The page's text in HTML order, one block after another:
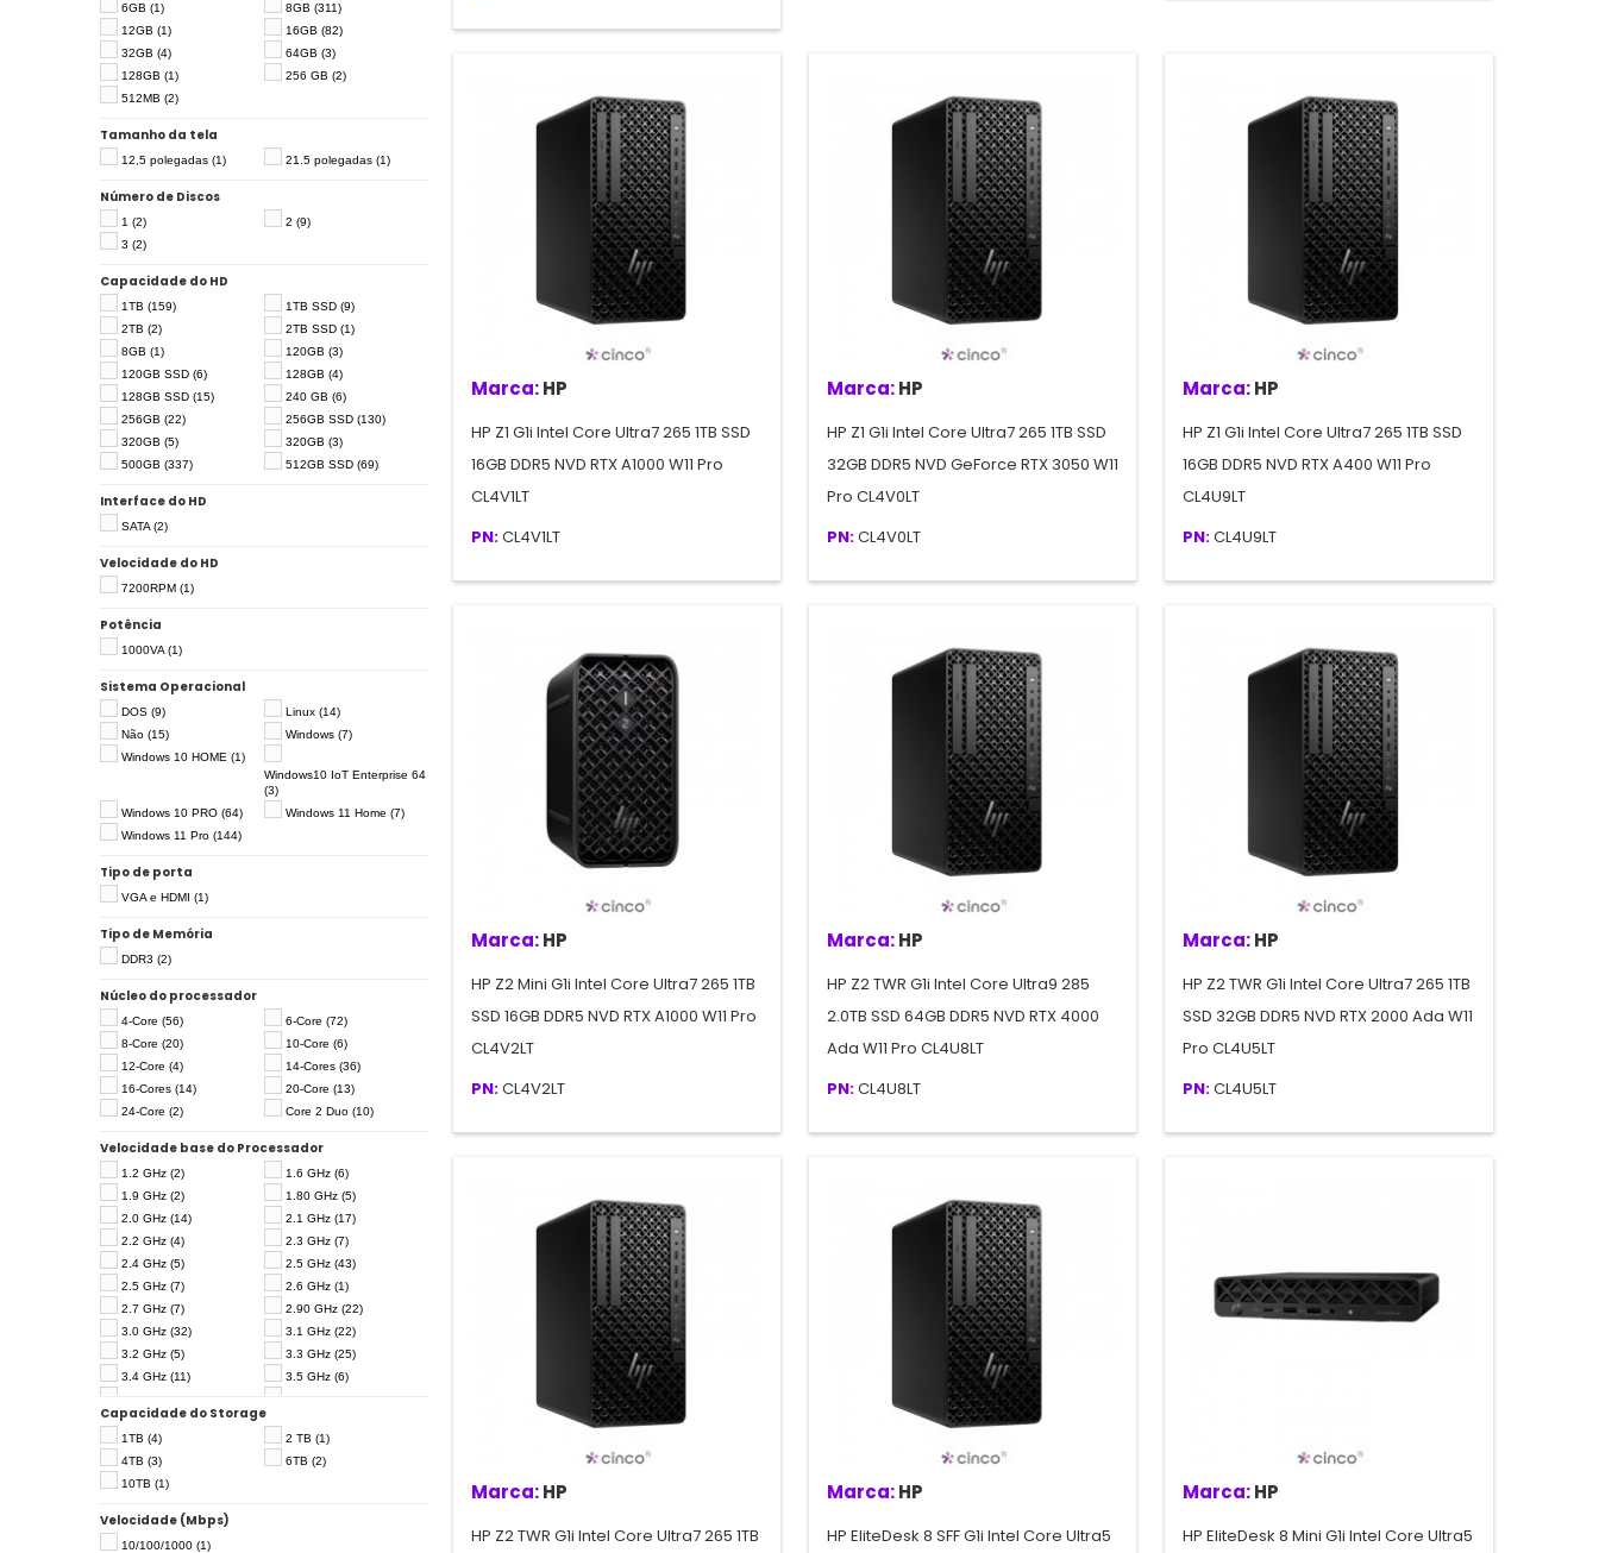
6GB (1) 8GB (311)
12GB (1) 16GB (82)
32GB (4) 64GB (3)
128GB (1) 256 GB (2)
512MB (2)
Tamanho da tela
12,5 polegadas (1) 21.5 polegadas (1)
Número de Discos
1 (2) 2 (9)
3 (2)
Capacidade do HD
1TB (159) 1TB SSD (9)
2TB (2) 2TB SSD (1)
8GB (1) 120GB (3)
120GB SSD (6) 128GB (4)
128GB SSD (15) 240 GB (6)
256GB (22) 256GB SSD (130)
320GB (5) 320GB (3)
500GB (337) 512GB SSD (69)
Interface do HD
SATA (2)
Velocidade do HD
7200RPM (1)
Potência
1000VA (1)
Sistema Operacional
DOS (9) Linux (14)
Não (15) Windows (7)
Windows 10 HOME (1)
Windows10 IoT Enterprise 64
(3)
Windows 10 PRO (64) Windows 11 Home (7)
Windows 11 Pro (144)
Tipo de porta
VGA e HDMI (1)
Tipo de Memória
DDR3 (2)
Núcleo do processador
4-Core (56) 6-Core (72)
8-Core (20) 10-Core (6)
12-Core (4) 14-Cores (36)
16-Cores (14) 20-Core (13)
24-Core (2) Core 2 Duo (10)
Velocidade base do Processador
1.2 GHz (2) 1.6 GHz (6)
1.9 GHz (2) 1.80 GHz (5)
2.0 GHz (14) 2.1 GHz (17)
2.2 GHz (4) 2.3 GHz (7)
2.4 GHz (5) 2.5 GHz (43)
2.5 GHz (7) 2.6 GHz (1)
2.7 GHz (7) 2.90 GHz (22)
3.0 GHz (32) 3.1 GHz (22)
3.2 GHz (5) 3.3 GHz (25)
3.4 GHz (11) 3.5 GHz (6)
3.8 GHz(9)
4.2 GHz
4.3 GHz
4.5 GHz
Capacidade do Storage
1TB (4) 2 TB (1)
4TB (3) 6TB (2)
10TB (1)
Velocidade (Mbps)
10/100/1000 (1)
Marca:HP
HP Z1 G1i Intel Core Ultra7 265 1TB SSD
16GB DDR5 NVD RTX A1000 W11 Pro
CL4V1LT
PN:CL4V1LT
Marca:HP
HP Z1 G1i Intel Core Ultra7 265 1TB SSD
32GB DDR5 NVD GeForce RTX 3050 W11
Pro CL4V0LT
PN:CL4V0LT
Marca:HP
HP Z1 G1i Intel Core Ultra7 265 1TB SSD
16GB DDR5 NVD RTX A400 W11 Pro
CL4U9LT
PN:CL4U9LT
Marca:HP
HP Z2 Mini G1i Intel Core Ultra7 265 1TB
SSD 16GB DDR5 NVD RTX A1000 W11 Pro
CL4V2LT
PN:CL4V2LT
Marca:HP
HP Z2 TWR G1i Intel Core Ultra9 285
2.0TB SSD 64GB DDR5 NVD RTX 4000
Ada W11 Pro CL4U8LT
PN:CL4U8LT
Marca:HP
HP Z2 TWR G1i Intel Core Ultra7 265 1TB
SSD 32GB DDR5 NVD RTX 2000 Ada W11
Pro CL4U5LT
PN:CL4U5LT
Marca:HP
HP Z2 TWR G1i Intel Core Ultra7 265 1TB
Marca:HP
HP EliteDesk 8 SFF G1i Intel Core Ultra5
Marca:HP
HP EliteDesk 8 Mini G1i Intel Core Ultra5